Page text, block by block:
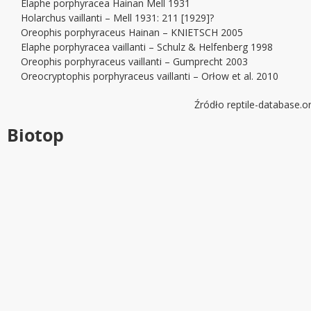
Elaphe porphyracea Hainan Mell 1931
Holarchus vaillanti – Mell 1931: 211 [1929]?
Oreophis porphyraceus Hainan – KNIETSCH 2005
Elaphe porphyracea vaillanti – Schulz & Helfenberg 1998
Oreophis porphyraceus vaillanti – Gumprecht 2003
Oreocryptophis porphyraceus vaillanti – Orłow et al. 2010
Źródło reptile-
Biotop